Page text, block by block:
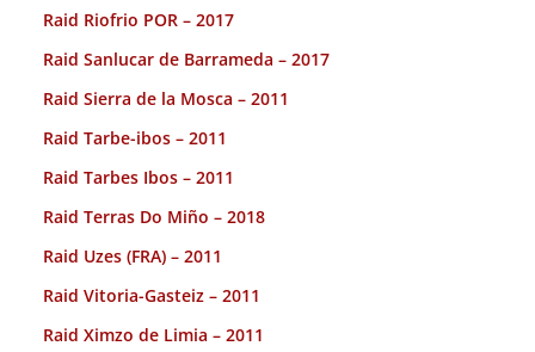
Raid Riofrio POR – 2017
Raid Sanlucar de Barrameda – 2017
Raid Sierra de la Mosca – 2011
Raid Tarbe-ibos – 2011
Raid Tarbes Ibos – 2011
Raid Terras Do Miño – 2018
Raid Uzes (FRA) – 2011
Raid Vitoria-Gasteiz – 2011
Raid Ximzo de Limia – 2011